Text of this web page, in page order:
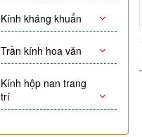
Kính kháng khuẩn
Trần kính hoa văn
Kính hộp nan trang
trí